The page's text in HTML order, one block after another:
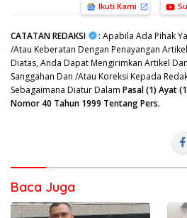
Ikuti Kami
CATATAN REDAKSI : Apabila Ada Pihak
/Atau Keberatan Dengan Penayangan
Diatas, Anda Dapat Mengirimkan Artikel
Sanggahan Dan /Atau Koreksi Kepada
Sebagaimana Diatur Dalam Pasal (1) Ayat
Nomor 40 Tahun 1999 Tentang Pers.
Baca Juga